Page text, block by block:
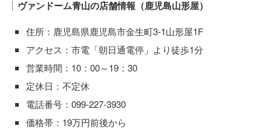
ヴァンドーム青山の店舗情報（鹿児島山形屋）
住所：鹿児島県鹿児島市金生町3-1山形屋1F
アクセス：市電「朝日通電停」より徒歩1分
営業時間：10：00～19：30
定休日：不定休
電話番号：099-227-3930
価格帯：19万円前後から